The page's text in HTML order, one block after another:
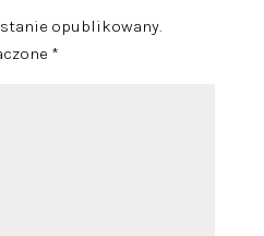
opublikowany.
*